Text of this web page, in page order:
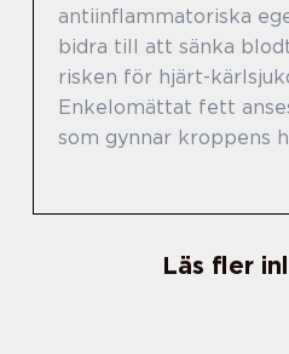
antiinflammatoriska
bidra till att sänka
risken för hjärt-
Enkelomättat fett
som gynnar kroppens
Läs fler